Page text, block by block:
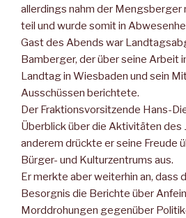
allerdings nahm der Mengsberger
teil und wurde somit in
Gast des Abends war
Bamberger, der über seine Arbeit
Landtag in Wiesbaden und sein
Ausschüssen berichtete.
Der Fraktionsvorsitzende Hans-
Überblick über die Aktivitäten des
anderem drückte er seine Freude
Bürger- und Kulturzentrums aus.
Er merkte aber weiterhin an, dass
Besorgnis die Berichte über
Morddrohungen gegenüber